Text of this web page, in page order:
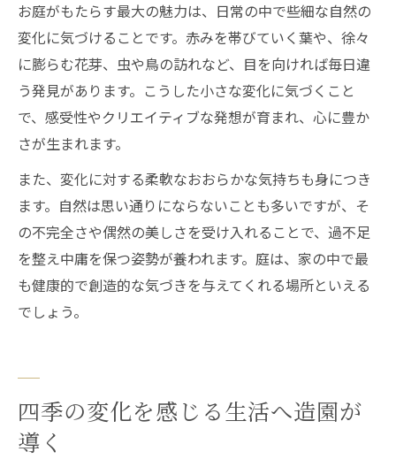
お庭がもたらす最大の魅力は、日常の中で些細な自然の
変化に気づけることです。赤みを帯びていく葉や、徐々
に膨らむ花芽、虫や鳥の訪れなど、目を向ければ毎日違
う発見があります。こうした小さな変化に気づくこと
で、感受性やクリエイティブな発想が育まれ、心に豊か
さが生まれます。
また、変化に対する柔軟なおおらかな気持ちも身につき
ます。自然は思い通りにならないことも多いですが、そ
の不完全さや偶然の美しさを受け入れることで、過不足
を整え中庸を保つ姿勢が養われます。庭は、家の中で最
も健康的で創造的な気づきを与えてくれる場所といえる
でしょう。
四季の変化を感じる生活へ造園が
導く